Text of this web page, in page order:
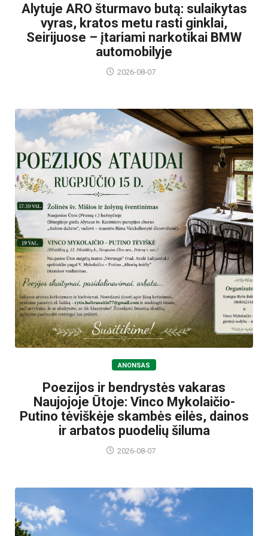
Alytuje ARO šturmavo butą: sulaikytas
vyras, kratos metu rasti ginklai,
Seirijuose – įtariami narkotikai BMW
automobilyje
2026-08-07
ANONSAS
Poezijos ir bendrystės vakaras
Naujojoje Ūtoje: Vinco Mykolaičio-
Putino tėviškėje skambės eilės, dainos
ir arbatos puodelių šiluma
2026-08-07